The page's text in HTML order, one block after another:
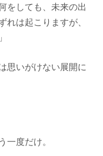
をしても、未来の出
は起こりますが、
思いがけない展開に
一度だけ。